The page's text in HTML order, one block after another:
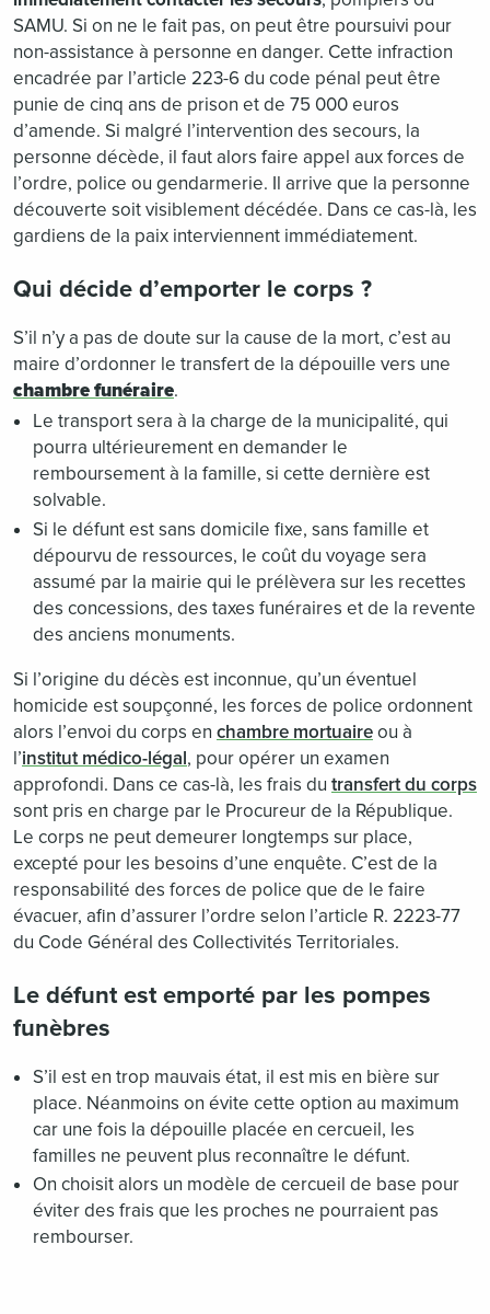
SAMU. Si on ne le fait pas, on peut être poursuivi pour
non-assistance à personne en danger. Cette infraction
encadrée par l’article 223-6 du code pénal peut être
punie de cinq ans de prison et de 75 000 euros
d’amende. Si malgré l’intervention des secours, la
personne décède, il faut alors faire appel aux forces de
l’ordre, police ou gendarmerie. Il arrive que la personne
découverte soit visiblement décédée. Dans ce cas-là, les
gardiens de la paix interviennent immédiatement.
Qui décide d’emporter le corps ?
S’il n’y a pas de doute sur la cause de la mort, c’est au
maire d’ordonner le transfert de la dépouille vers une
chambre funéraire.
Le transport sera à la charge de la municipalité, qui
pourra ultérieurement en demander le
remboursement à la famille, si cette dernière est
solvable.
Si le défunt est sans domicile fixe, sans famille et
dépourvu de ressources, le coût du voyage sera
assumé par la mairie qui le prélèvera sur les recettes
des concessions, des taxes funéraires et de la revente
des anciens monuments.
Si l’origine du décès est inconnue, qu’un éventuel
homicide est soupçonné, les forces de police ordonnent
alors l’envoi du corps en chambre mortuaireou à
l’institut médico-légal, pour opérer un examen
approfondi. Dans ce cas-là, les frais du transfert du corps
sont pris en charge par le Procureur de la République.
Le corps ne peut demeurer longtemps sur place,
excepté pour les besoins d’une enquête. C’est de la
responsabilité des forces de police que de le faire
évacuer, afin d’assurer l’ordre selon l’article R. 2223-77
du Code Général des Collectivités Territoriales.
Le défunt est emporté par les pompes
funèbres
S’il est en trop mauvais état, il est mis en bière sur
place. Néanmoins on évite cette option au maximum
car une fois la dépouille placée en cercueil, les
familles ne peuvent plus reconnaître le défunt.
On choisit alors un modèle de cercueil de base pour
éviter des frais que les proches ne pourraient pas
rembourser.